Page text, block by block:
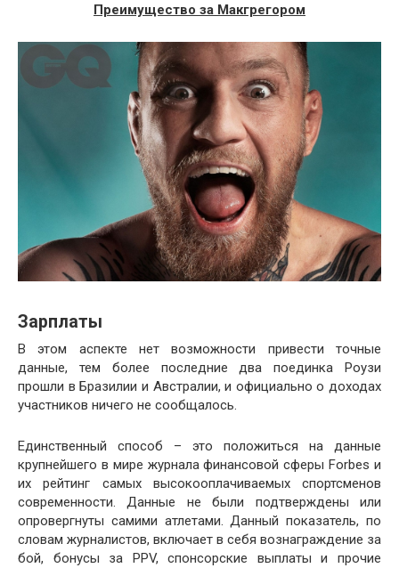
Преимущество за Макгрегором
Зарплаты
В этом аспекте нет возможности привести точные
данные, тем более последние два поединка Роузи
прошли в Бразилии и Австралии, и официально о доходах
участников ничего не сообщалось.
Единственный способ – это положиться на данные
крупнейшего в мире журнала финансовой сферы Forbes и
их рейтинг самых высокооплачиваемых спортсменов
современности. Данные не были подтверждены или
опровергнуты самими атлетами. Данный показатель, по
словам журналистов, включает в себя вознаграждение за
бой, бонусы за PPV, спонсорские выплаты и прочие